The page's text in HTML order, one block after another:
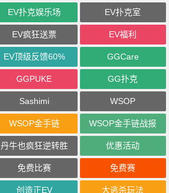
EV扑克娱乐场 EV扑克室
EV疯狂送票 EV福利
EV顶级反馈60% GGCare
GGPUKE GG扑克
Sashimi WSOP
WSOP金手链 WSOP金手链战报
丹牛也疯狂逆转胜 优惠活动
免费比赛 免费赛
创造正EV 大逃杀玩法